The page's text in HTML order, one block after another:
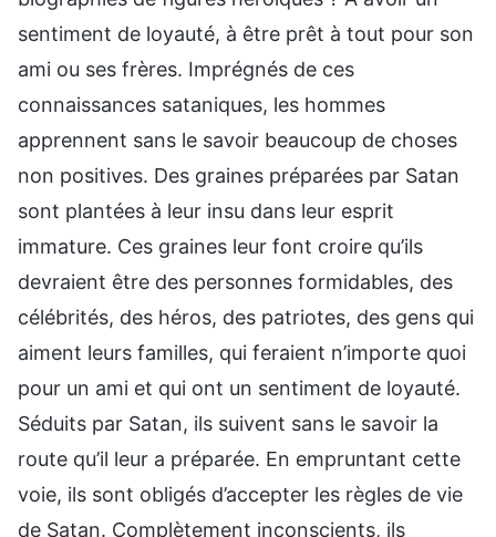
sentiment de loyauté, à être prêt à tout pour son
ami ou ses frères. Imprégnés de ces
connaissances sataniques, les hommes
apprennent sans le savoir beaucoup de choses
non positives. Des graines préparées par Satan
sont plantées à leur insu dans leur esprit
immature. Ces graines leur font croire qu’ils
devraient être des personnes formidables, des
célébrités, des héros, des patriotes, des gens qui
aiment leurs familles, qui feraient n’importe quoi
pour un ami et qui ont un sentiment de loyauté.
Séduits par Satan, ils suivent sans le savoir la
route qu’il leur a préparée. En empruntant cette
voie, ils sont obligés d’accepter les règles de vie
de Satan. Complètement inconscients, ils